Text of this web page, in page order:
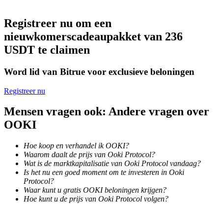
Word een Copy Trader
Geniet van winstdeling en copy trading commissies
Big data-analyse inclusief handelsinformatie, enz.
Registreer nu om een
nieuwkomerscadeaupakket van 236
USDT te claimen
Word lid van Bitrue voor exclusieve beloningen
Registreer nu
Mensen vragen ook: Andere vragen over
OOKI
Hoe koop en verhandel ik OOKI?
Waarom daalt de prijs van Ooki Protocol?
Wat is de marktkapitalisatie van Ooki Protocol vandaag?
Is het nu een goed moment om te investeren in Ooki
Protocol?
Waar kunt u gratis OOKI beloningen krijgen?
Hoe kunt u de prijs van Ooki Protocol volgen?